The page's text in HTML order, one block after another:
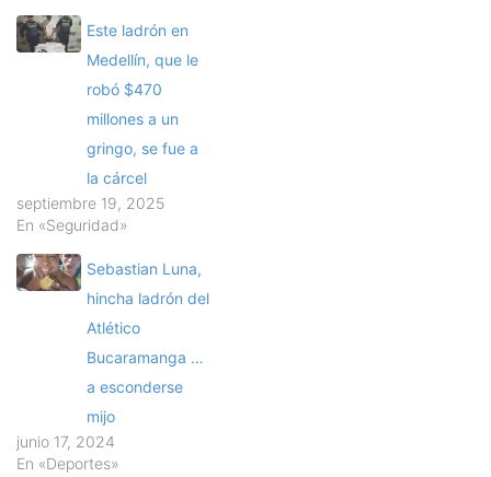
Este ladrón en
Medellín, que le
robó $470
millones a un
gringo, se fue a
la cárcel
septiembre 19, 2025
En «Seguridad»
Sebastian Luna,
hincha ladrón del
Atlético
Bucaramanga …
a esconderse
mijo
junio 17, 2024
En «Deportes»